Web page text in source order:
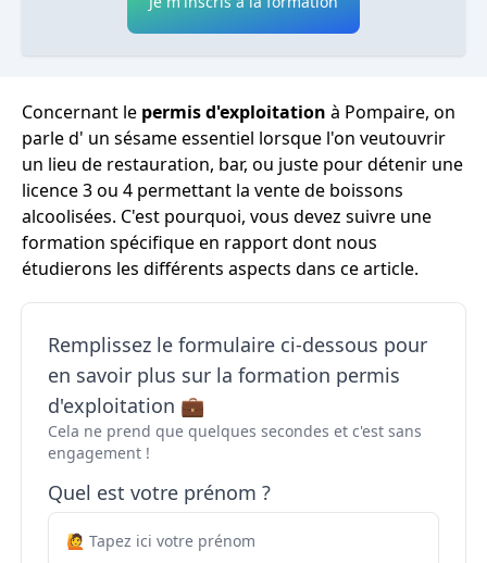
Concernant le permis d'exploitation à Pompaire, on
parle d' un sésame essentiel lorsque l'on veutouvrir
un lieu de restauration, bar, ou juste pour détenir une
licence 3 ou 4 permettant la vente de boissons
alcoolisées. C'est pourquoi, vous devez suivre une
formation spécifique en rapport dont nous
étudierons les différents aspects dans ce article.
Remplissez le formulaire ci-dessous pour
en savoir plus sur la formation permis
d'exploitation 💼
Cela ne prend que quelques secondes et c'est sans
engagement !
Quel est votre prénom ?